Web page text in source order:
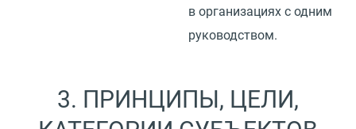
в организациях с одним
руководством.
3. ПРИНЦИПЫ, ЦЕЛИ,